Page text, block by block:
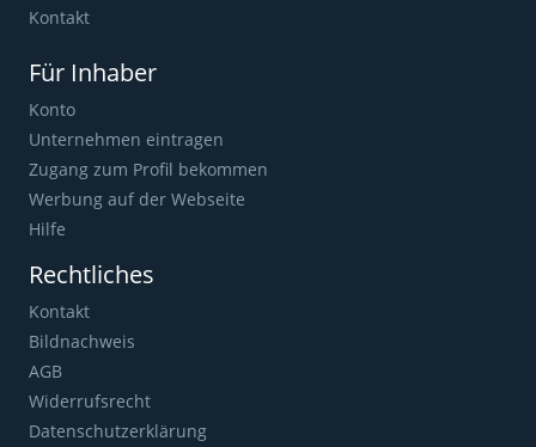
Kontakt
Für Inhaber
Konto
Unternehmen eintragen
Zugang zum Profil bekommen
Werbung auf der Webseite
Hilfe
Rechtliches
Kontakt
Bildnachweis
AGB
Widerrufsrecht
Datenschutzerklärung